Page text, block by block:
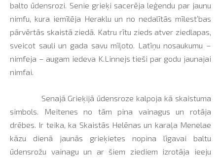
balto ūdensrozi. Senie grieķi sacerēja leģendu par jaunu
nimfu, kura iemīlēja Heraklu un no nedalītās mīlest’bas
pārvērtās skaistā ziedā. Katru rītu zieds atver ziedlapas,
sveicot sauli un gada savu mīļoto. Latīņu nosaukumu –
nimfeja – augam iedeva K.Linnejs tieši par godu jaunajai
nimfai.
Senajā Grieķijā ūdensroze kalpoja kā skaistuma
simbols. Meitenes no tām pina vainagus un rotāja
drēbes. Ir teika, ka Skaistās Helēnas un karaļa Menelae
kāzu dienā jaunās grieķietes nopina līgavai baltu
ūdensrožu vainagu un ar šiem ziediem izrotāja ieeju